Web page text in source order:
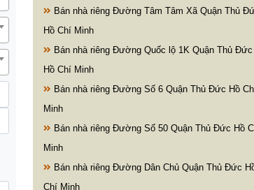
Bán nhà riêng Đường Tâm Tâm Xã Quận Thủ
Hồ Chí Minh
Bán nhà riêng Đường Quốc lộ 1K Quận Thủ Đức
Hồ Chí Minh
Bán nhà riêng Đường Số 6 Quận Thủ Đức Hồ
Minh
Bán nhà riêng Đường Số 50 Quận Thủ Đức Hồ
Minh
Bán nhà riêng Đường Dân Chủ Quận Thủ Đức
Chí Minh